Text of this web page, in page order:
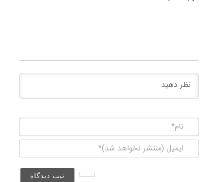
(منتشر